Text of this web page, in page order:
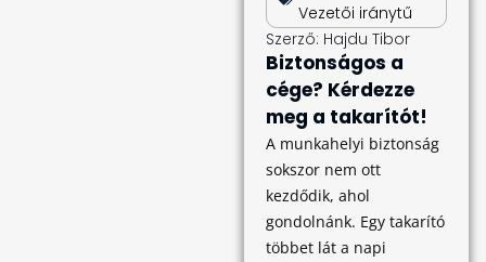
Vezetői iránytű
Szerző: Hajdu Tibor
Biztonságos a
cége? Kérdezze
meg a takarítót!
A munkahelyi biztonság
sokszor nem ott
kezdődik, ahol
gondolnánk. Egy takarító
többet lát a napi